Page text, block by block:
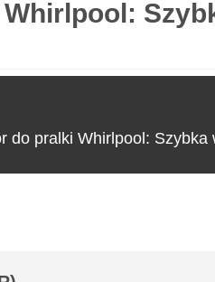
do pralki Whirlpool: Szybka